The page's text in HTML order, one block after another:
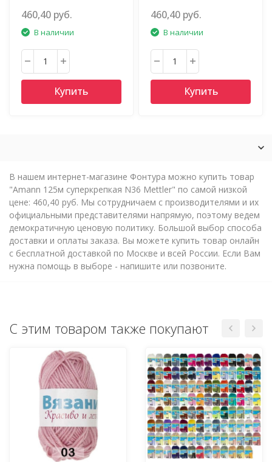
460,40 руб.
В наличии
Купить
460,40 руб.
В наличии
Купить
В нашем интернет-магазине Фонтура можно купить товар
"Amann 125м суперкрепкая N36 Mettler" по самой низкой
цене: 460,40 руб. Мы сотрудничаем с производителями и их
официальными представителями напрямую, поэтому ведем
демократичную ценовую политику. Большой выбор способа
доставки и оплаты заказа. Вы можете купить товар онлайн
с бесплатной доставкой по Москве и всей России. Если Вам
нужна помощь в выборе - напишите или позвоните.
С этим товаром также покупают